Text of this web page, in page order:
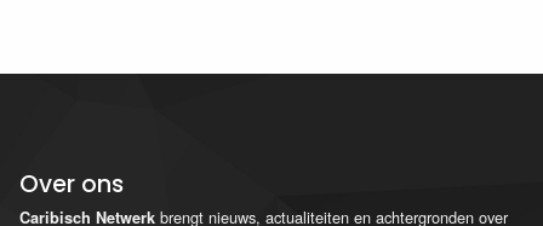
Over ons
Caribisch Netwerk brengt nieuws, actualiteiten en achtergronden over